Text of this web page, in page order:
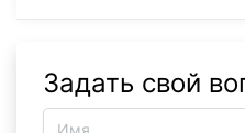
Задать свой